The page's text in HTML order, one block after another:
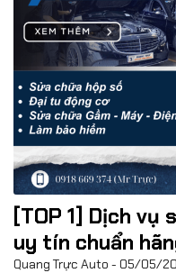
[TOP 1] Dịch vụ
uy tín chuẩn
Quang Trực Auto 05/05/